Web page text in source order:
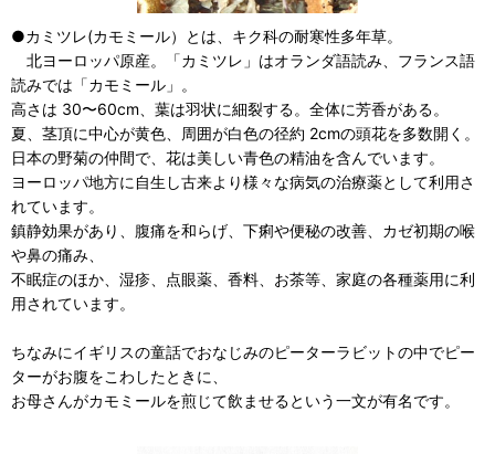
●カミツレ(カモミール）とは、キク科の耐寒性多年草。
北ヨーロッパ原産。「カミツレ」はオランダ語読み、フランス語
読みでは「カモミール」。
高さは 30〜60cm、葉は羽状に細裂する。全体に芳香がある。
夏、茎頂に中心が黄色、周囲が白色の径約 2cmの頭花を多数開く。
日本の野菊の仲間で、花は美しい青色の精油を含んでいます。
ヨーロッパ地方に自生し古来より様々な病気の治療薬として利用さ
れています。
鎮静効果があり、腹痛を和らげ、下痢や便秘の改善、カゼ初期の喉
や鼻の痛み、
不眠症のほか、湿疹、点眼薬、香料、お茶等、家庭の各種薬用に利
用されています。
ちなみにイギリスの童話でおなじみのピーターラビットの中でピー
ターがお腹をこわしたときに、
お母さんがカモミールを煎じて飲ませるという一文が有名です。